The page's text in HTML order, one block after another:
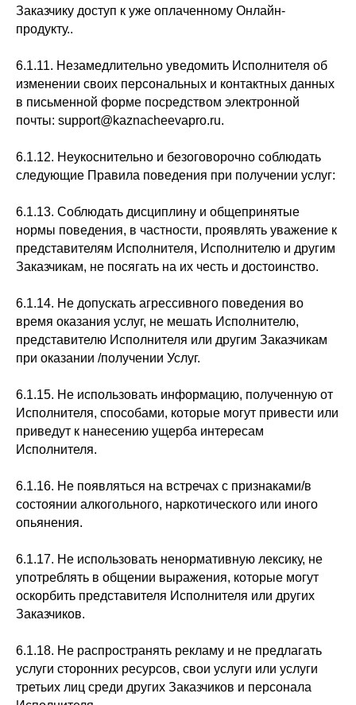
Заказчику доступ к уже оплаченному Онлайн-
продукту..
6.1.11. Незамедлительно уведомить Исполнителя об
изменении своих персональных и контактных данных
в письменной форме посредством электронной
почты: support@kaznacheevapro.ru.
6.1.12. Неукоснительно и безоговорочно соблюдать
следующие Правила поведения при получении услуг:
6.1.13. Соблюдать дисциплину и общепринятые
нормы поведения, в частности, проявлять уважение к
представителям Исполнителя, Исполнителю и другим
Заказчикам, не посягать на их честь и достоинство.
6.1.14. Не допускать агрессивного поведения во
время оказания услуг, не мешать Исполнителю,
представителю Исполнителя или другим Заказчикам
при оказании /получении Услуг.
6.1.15. Не использовать информацию, полученную от
Исполнителя, способами, которые могут привести или
приведут к нанесению ущерба интересам
Исполнителя.
6.1.16. Не появляться на встречах с признаками/в
состоянии алкогольного, наркотического или иного
опьянения.
6.1.17. Не использовать ненормативную лексику, не
употреблять в общении выражения, которые могут
оскорбить представителя Исполнителя или других
Заказчиков.
6.1.18. Не распространять рекламу и не предлагать
услуги сторонних ресурсов, свои услуги или услуги
третьих лиц среди других Заказчиков и персонала